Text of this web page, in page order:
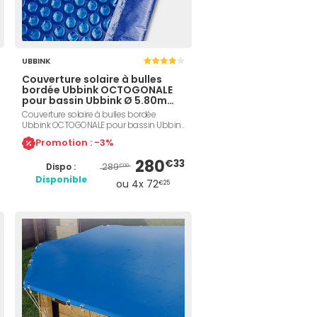
UBBINK
Couverture solaire à bulles
bordée Ubbink OCTOGONALE
pour bassin Ubbink Ø 5.80m
coloris bleu
Couverture solaire à bulles bordée
Ubbink OCTOGONALE pour bassin Ubbink
Ø5.80m épaisseur 400µ coloris bleu.
Polyéthylène alvéolé et bordé d'une lisière
sur le pourtour. Permet de maintenir l'eau
de votre piscine Ubbink à température
idéale, protège efficacement contre la
chute d'impuretés dans le bassin et évite
Promotion : -3%
Dispo :
Disponible
289€00 280€33
ou 4x 72€25